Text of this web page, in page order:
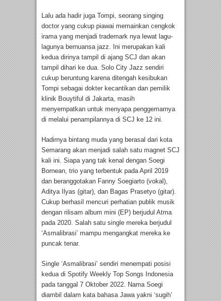
Lalu ada hadir juga Tompi, seorang singing
doctor yang cukup piawai memainkan cengkok
irama yang menjadi trademark nya lewat lagu-
lagunya bernuansa jazz. Ini merupakan kali
kedua dirinya tampil di ajang SCJ dan akan
tampil dihari ke dua. Solo City Jazz sendiri
cukup beruntung karena ditengah kesibukan
Tompi sebagai dokter kecantikan dan pemilik
klinik Bouytiful di Jakarta, masih
menyempatkan untuk menyapa penggemarnya
di melalui penampilannya di SCJ ke 12 ini.
Hadirnya bintang muda yang berasal dari kota
Semarang akan menjadi salah satu magnet SCJ
kali ini. Siapa yang tak kenal dengan Soegi
Bornean, trio yang terbentuk pada April 2019
dan beranggotakan Fanny Soegiarto (vokal),
Aditya Ilyas (gitar), dan Bagas Prasetyo (gitar).
Cukup berhasil mencuri perhatian publik musik
dengan rilisam album mini (EP) berjudul Atma
pada 2020. Salah satu single mereka berjudul
‘Asmalibrasi’ mampu mengangkat mereka ke
puncak tenar.
Single ‘Asmalibrasi’ sendiri menempati posisi
kedua di Spotify Weekly Top Songs Indonesia
pada tanggal 7 Oktober 2022. Nama Soegi
diambil dalam kata bahasa Jawa yakni ‘sugih’